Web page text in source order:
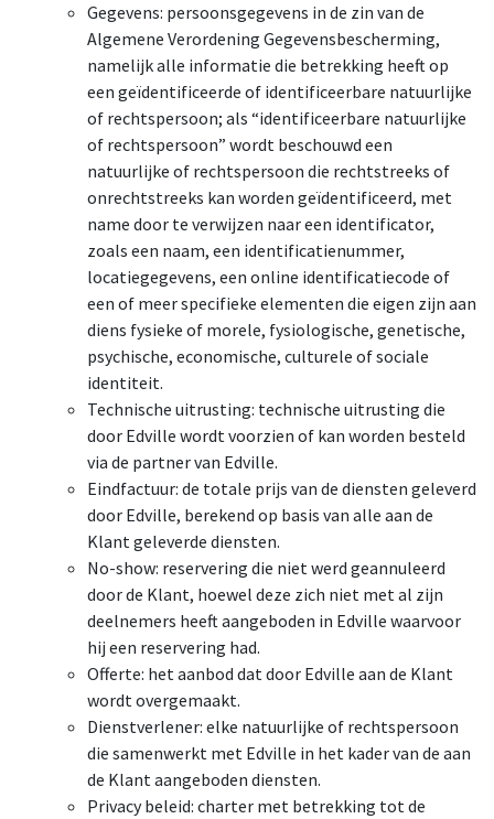
Gegevens: persoonsgegevens in de zin van de
Algemene Verordening Gegevensbescherming,
namelijk alle informatie die betrekking heeft op
een geïdentificeerde of identificeerbare natuurlijke
of rechtspersoon; als “identificeerbare natuurlijke
of rechtspersoon” wordt beschouwd een
natuurlijke of rechtspersoon die rechtstreeks of
onrechtstreeks kan worden geïdentificeerd, met
name door te verwijzen naar een identificator,
zoals een naam, een identificatienummer,
locatiegegevens, een online identificatiecode of
een of meer specifieke elementen die eigen zijn aan
diens fysieke of morele, fysiologische, genetische,
psychische, economische, culturele of sociale
identiteit.
Technische uitrusting: technische uitrusting die
door Edville wordt voorzien of kan worden besteld
via de partner van Edville.
Eindfactuur: de totale prijs van de diensten geleverd
door Edville, berekend op basis van alle aan de
Klant geleverde diensten.
No-show: reservering die niet werd geannuleerd
door de Klant, hoewel deze zich niet met al zijn
deelnemers heeft aangeboden in Edville waarvoor
hij een reservering had.
Offerte: het aanbod dat door Edville aan de Klant
wordt overgemaakt.
Dienstverlener: elke natuurlijke of rechtspersoon
die samenwerkt met Edville in het kader van de aan
de Klant aangeboden diensten.
Privacy beleid: charter met betrekking tot de